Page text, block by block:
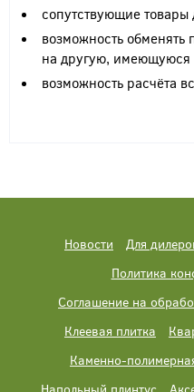
сопутствующие
возможность обменять
на другую, имеющуюся
возможность расчёта
Новости Для
Политика
Соглашение на
Клеевая плитка
Каменно-